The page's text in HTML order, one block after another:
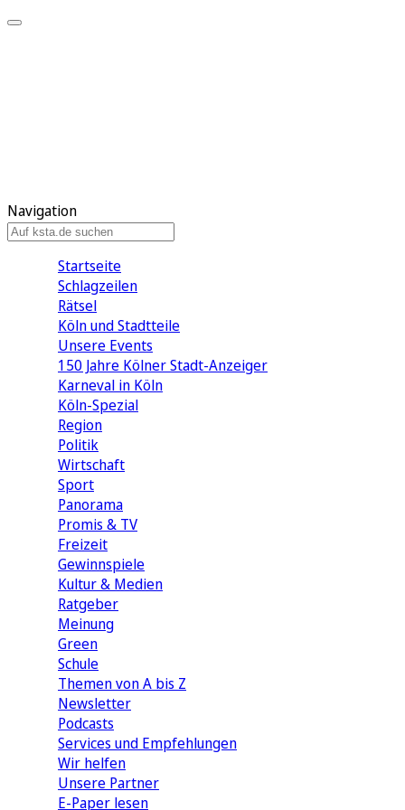
Navigation
Startseite
Schlagzeilen
Rätsel
Köln und Stadtteile
Unsere Events
150 Jahre Kölner Stadt-Anzeiger
Karneval in Köln
Köln-Spezial
Region
Politik
Wirtschaft
Sport
Panorama
Promis & TV
Freizeit
Gewinnspiele
Kultur & Medien
Ratgeber
Meinung
Green
Schule
Themen von A bis Z
Newsletter
Podcasts
Services und Empfehlungen
Wir helfen
Unsere Partner
E-Paper lesen